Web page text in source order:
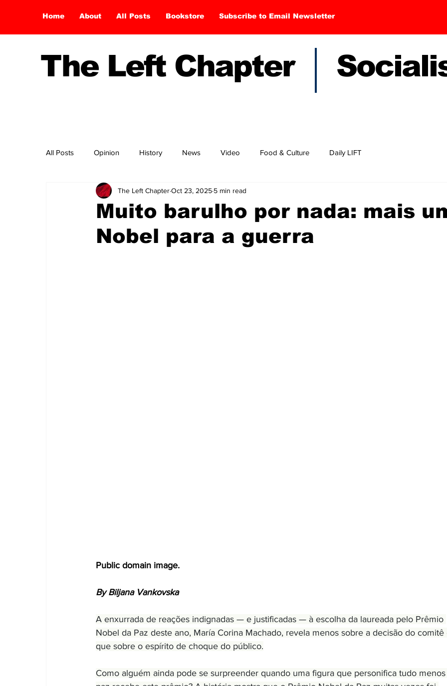
Home About All Posts Bookstore Subscribe to Email Newsletter
The Left Chapter
All Posts Opinion History News Video Food & Culture Daily LIFT
Muito barulho por nada: mais
Nobel para a guerra
The Left ChapterOct 23, 2025 5 min read
Public domain image.
By Biljana Vankovska
A enxurrada de reações indignadas — e justificadas — à escolha da laureada pelo Prêmio
Nobel da Paz deste ano, María Corina Machado, revela menos sobre a decisão do
que sobre o espírito de choque do público.
Como alguém ainda pode se surpreender quando uma figura que personifica tudo